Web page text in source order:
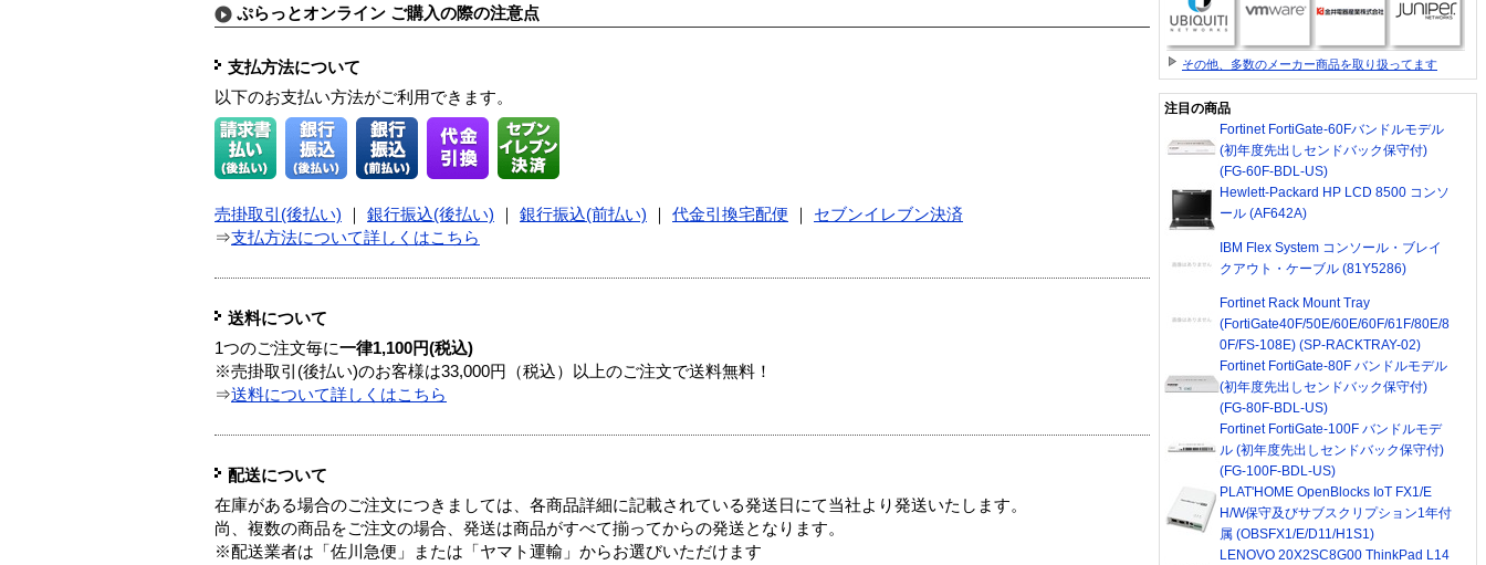
ぷらっとオンライン ご購入の際の注意点
支払方法について
以下のお支払い方法がご利用できます。
売掛取引(後払い) 銀行振込(後払い) 銀行振込(前払い) 代金引換宅配便
セブンイレブン決済
⇒支払方法について詳しくはこちら
送料について
1つのご注文毎に一律1,100円(税込)
※売掛取引(後払い)のお客様は33,000円（税込）以上のご注文で送料無料！
⇒送料について詳しくはこちら
配送について
在庫がある場合のご注文につきましては、各商品詳細に記載されている発送日にて当社より発送いたします。
尚、複数の商品をご注文の場合、発送は商品がすべて揃ってからの発送となります。
※配送業者は「佐川急便」または「ヤマト運輸」からお選びいただけます
その他、多数のメーカー商品を取り扱ってます
注目の商品
Fortinet FortiGate-60Fバンドルモデル
(初年度先出しセンドバック保守付)
(FG-60F-BDL-US)
Hewlett-Packard HP LCD 8500 コンソ
ール (AF642A)
IBM Flex System コンソール・ブレイ
クアウト・ケーブル (81Y5286)
Fortinet Rack Mount Tray
(FortiGate40F/50E/60E/60F/61F/80E/8
0F/FS-108E) (SP-RACKTRAY-02)
Fortinet FortiGate-80F バンドルモデル
(初年度先出しセンドバック保守付)
(FG-80F-BDL-US)
Fortinet FortiGate-100F バンドルモデ
ル (初年度先出しセンドバック保守付)
(FG-100F-BDL-US)
PLAT'HOME OpenBlocks IoT FX1/E
H/W保守及びサブスクリプション1年付
属 (OBSFX1/E/D11/H1S1)
LENOVO 20X2SC8G00 ThinkPad L14